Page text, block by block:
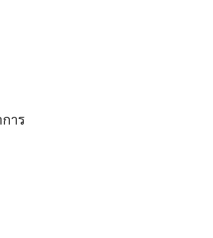
าร